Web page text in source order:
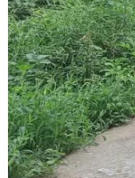
अपहरण का
May 12,
In